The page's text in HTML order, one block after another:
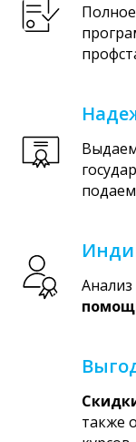
также